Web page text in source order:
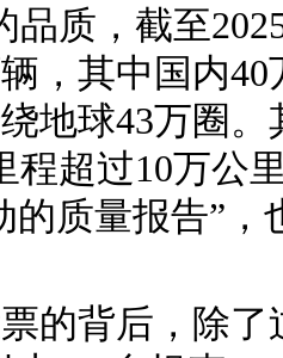
品质，截至
，其中国内
地球43万圈
程超过10万公
的质量报告”，
的背后，除